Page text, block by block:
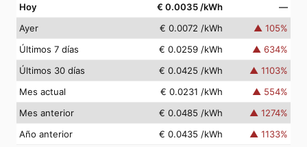
Hoy € 0.0035 /kWh
—
Ayer
€ 0.0072 /kWh ▲ 105%
Últimos 7 días
€ 0.0259 /kWh ▲ 634%
Últimos 30 días
€ 0.0425 /kWh ▲ 1103%
Mes actual
€ 0.0231 /kWh ▲ 554%
Mes anterior
€ 0.0485 /kWh ▲ 1274%
Año anterior
€ 0.0435 /kWh ▲ 1133%